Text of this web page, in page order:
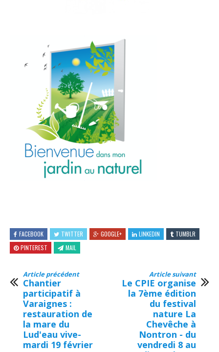
FACEBOOK TWITTER GOOGLE+ LINKEDIN
TUMBLR
PINTEREST
MAIL
Article précédent
Chantier
participatif à
Varaignes :
restauration de
la mare du
Lud'eau vive-
mardi 19 février
Article suivant
Le CPIE organise
la 7ème édition
du festival
nature La
Chevêche à
Nontron - du
vendredi 8 au